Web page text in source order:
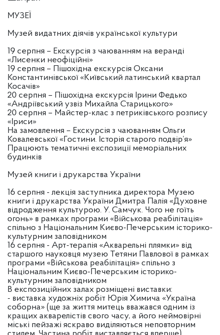
МУЗЕЇ
Музей видатних діячів української культури
19 серпня – Екскурсія з чаюванням на веранді
«Лисенки неофіційні»
19 серпня – Пішохідна екскурсія Оксани
Константинівської «Київський латинський квартал
Косачів»
20 серпня – Пішохідна екскурсія Ірини Федько
«Андріївський узвіз Михайла Старицького»
20 серпня – Майстер-клас з петриківського розпису
«Іриси»
На замовлення – Екскурсія з чаюванням Ольги
Ковалевської «Гостини. Історія старого подвір’я»
Працюють тематичні експозиції меморіальних
будинків
Музей книги і друкарства України
16 серпня - лекція заступника директора Музею
книги і друкарства України Дмитра Палія «Духовне
відродження культурою. У. Самчук. Чого не гоїть
огонь» в рамках програми «Військова реабілітація»
спільно з Національним Києво-Печерським історико-
культурним заповідником
16 серпня - Арт-терапія «Акварельні плямки» від
старшого науковця музею Тетяни Павлової в рамках
програми «Військова реабілітація» спільно з
Національним Києво-Печерським історико-
культурним заповідником
В експозиційних залах розміщені виставки:
- виставка художніх робіт Юрія Химича «Україна
соборна» (ще за життя митець вважався одним із
кращих акварелістів свого часу, а його неймовірні
міські пейзажі яскраво виділяються неповторним